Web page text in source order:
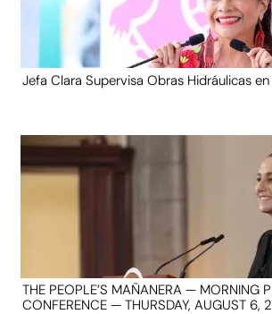
Jefa Clara Supervisa Obras Hidráulicas
THE PEOPLE’S MAÑANERA — MORNING
CONFERENCE — THURSDAY, AUGUST 6,